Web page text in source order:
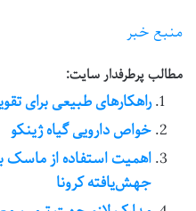
منبع خبر
مطالب پرطرفدار سایت:
راهکارهای طبیعی برای
خواص دارویی گیاه ژینکو
اهمیت استفاده از ماسک
جهش‌یافته کرونا